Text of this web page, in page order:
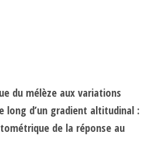
du mélèze aux variations
long d’un gradient altitudinal :
de la réponse au